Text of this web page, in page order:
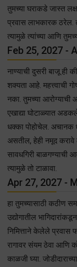
तुमच्या घराकडे जास्त
प्रवास लाभकारक ठरेल.
त्यामुळे त्यांच्या आणि
Feb 25, 2027 -
नाण्याची दुसरी बाजू ही
शक्यता आहे. महत्त्वाची
नका. तुमच्या आरोग्याची
एखाद्या घोटाळ्यात
धक्का पोहोचेल. अचानक
असतील, हेही नमूद करावे
सावधगिरी बाळगण्याची
त्यामुळे तो टाळावा.
Apr 27, 2027 -
हा तुमच्यासाठी कठीण
उद्योगातील
निमित्ताने केलेले प्रवास
रागावर संयम ठेवा आणि
काळजी घ्या.